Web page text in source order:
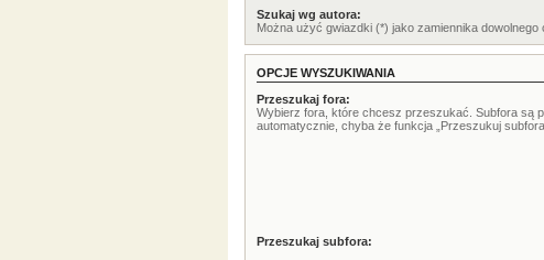
Szukaj wg autora:
Można użyć gwiazdki (*) jako zamiennika dowolnego
OPCJE WYSZUKIWANIA
Przeszukaj fora:
Wybierz fora, które chcesz przeszukać. Subfora są
automatycznie, chyba że funkcja „Przeszukuj
Przeszukaj subfora: